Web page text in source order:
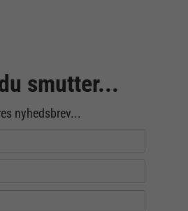
smutter...
nyhedsbrev...